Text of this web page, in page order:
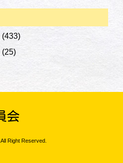
(433)
(25)
会
Right Reserved.